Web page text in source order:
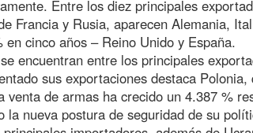
Entre los diez principales
Francia y Rusia, aparecen Alemania,
en cinco años – Reino Unido y España.
encuentran entre los principales
sus exportaciones destaca
venta de armas ha crecido un 4.387 %
la nueva postura de seguridad de su